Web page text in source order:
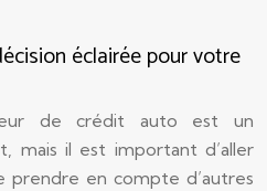
éclairée pour votre
de crédit auto est un
mais il est important d’aller
prendre en compte d’autres